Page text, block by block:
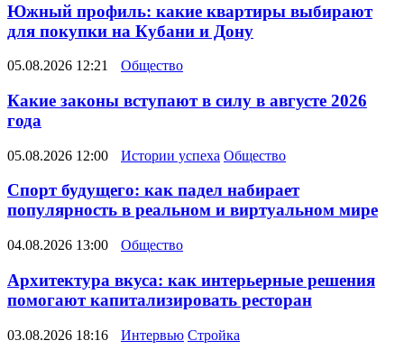
Южный профиль: какие квартиры выбирают
для покупки на Кубани и Дону
05.08.2026 12:21 Общество
Какие законы вступают в силу в августе 2026
года
05.08.2026 12:00 Истории успеха Общество
Спорт будущего: как падел набирает
популярность в реальном и виртуальном мире
04.08.2026 13:00 Общество
Архитектура вкуса: как интерьерные решения
помогают капитализировать ресторан
03.08.2026 18:16 Интервью Стройка